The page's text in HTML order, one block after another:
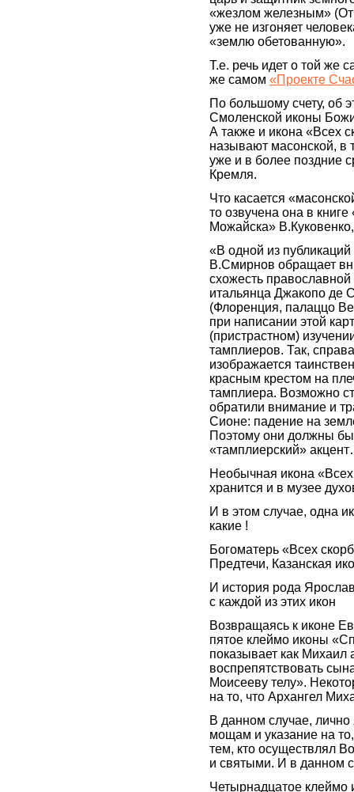
«жезлом железным»
уже не изгоняет
«землю обетованную».
Т.е. речь идет о той же
же самом «Проекте
По большому счету, об
Смоленской иконы
А также и икона «Всех
называют масонской, в
уже и в более поздние
Кремля.
Что касается
то озвучена она в
Можайска»
«В одной из
В.Смирнов обращает
схожесть
итальянца Джакопо де
(Флоренция, палаццо
при написании этой
(пристрастном)
тамплиеров. Так,
изображается
красным крестом на
тамплиера. Возможно
обратили внимание и
Сионе: падение на
Поэтому они должны
«тамплиерский»
Необычная икона
хранится и в музее
И в этом случае, одна
какие !
Богоматерь «Всех
Предтечи, Казанская
И история рода
с каждой из этих икон
Возвращаясь к иконе
пятое клеймо иконы
показывает как Михаил
воспрепятствовать
Моисееву телу».
на то, что Архангел
В данном случае,
мощам и указание на
тем, кто осуществлял
и святыми. И в данном
Четырнадцатое клеймо